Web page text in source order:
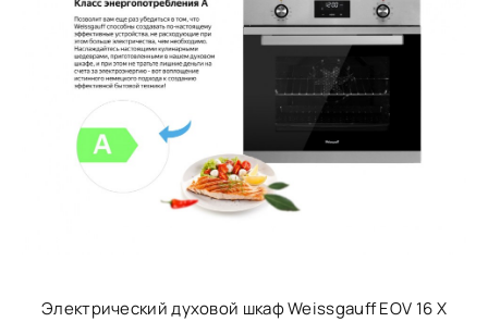
Электрический духовой шкаф Weissgauff EOV 16 X